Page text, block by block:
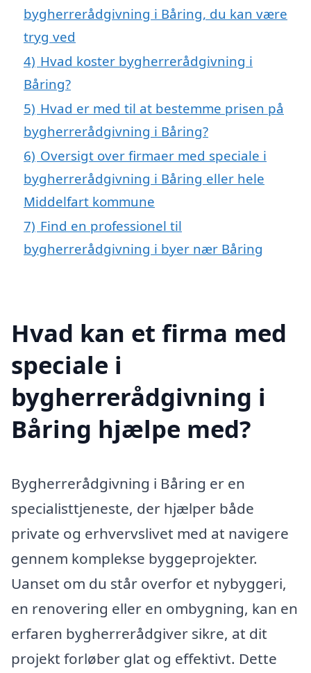
bygherrerådgivning i Båring, du kan være
tryg ved
4) Hvad koster bygherrerådgivning i
Båring?
5) Hvad er med til at bestemme prisen på
bygherrerådgivning i Båring?
6) Oversigt over firmaer med speciale i
bygherrerådgivning i Båring eller hele
Middelfart kommune
7) Find en professionel til
bygherrerådgivning i byer nær Båring
Hvad kan et firma med
speciale i
bygherrerådgivning i
Båring hjælpe med?
Bygherrerådgivning i Båring er en
specialisttjeneste, der hjælper både
private og erhvervslivet med at navigere
gennem komplekse byggeprojekter.
Uanset om du står overfor et nybyggeri,
en renovering eller en ombygning, kan en
erfaren bygherrerådgiver sikre, at dit
projekt forløber glat og effektivt. Dette